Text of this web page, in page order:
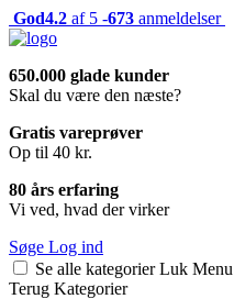
God4.2 af 5 -673 anmeldelser
650.000 glade kunder
Skal du være den næste?
Gratis vareprøver
Op til 40 kr.
80 års erfaring
Vi ved, hvad der virker
Søge Log ind
Se alle kategorier Luk Menu
Terug Kategorier